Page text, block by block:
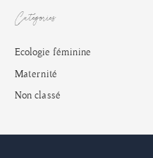
Catégories
Ecologie féminine
Maternité
Non classé